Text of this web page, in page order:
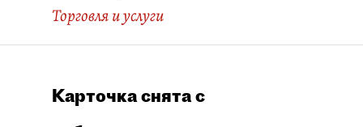
Торговля и услуги
Карточка снята с